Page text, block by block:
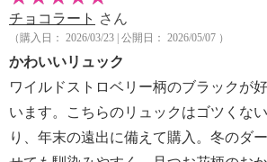
チョコラート さん
（購入日： 2026/03/23 | 公開日： 2026/05/07 ）
かわいいリュック
ワイルドストロベリー柄のブラックが
います。こちらのリュックはゴツくな
り、年末の遠出に備えて購入。冬のダ